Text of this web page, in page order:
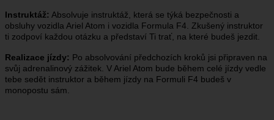
Instruktáž: Absolvuje instruktáž, která se týká bezpečnosti a
obsluhy vozidla Ariel Atom i vozidla Formula F4. Zkušený instruktor
ti zodpoví každou otázku a představí Ti trať, na které budeš jezdit.
Realizace jízdy: Po absolvování předchozích kroků jsi připraven na
svůj adrenalinový zážitek. V Ariel Atom bude během celé jízdy vedle
tebe sedět instruktor a během jízdy na Formuli F4 budeš v
monopostu sám.